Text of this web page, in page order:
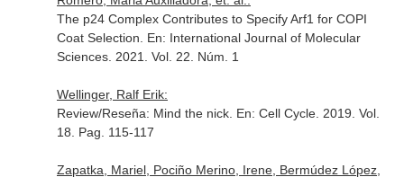
The p24 Complex Contributes to Specify Arf1 for COPI
Coat Selection. En: International Journal of Molecular
Sciences. 2021. Vol. 22. Núm. 1
Wellinger, Ralf Erik:
Review/Reseña: Mind the nick. En: Cell Cycle. 2019. Vol.
18. Pag. 115-117
Zapatka, Mariel, Pociño Merino, Irene, Bermúdez López,